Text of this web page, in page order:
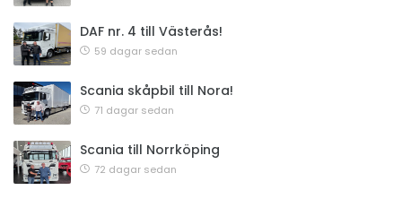
DAF nr. 4 till Västerås!
59 dagar sedan
Scania skåpbil till Nora!
71 dagar sedan
Scania till Norrköping
72 dagar sedan